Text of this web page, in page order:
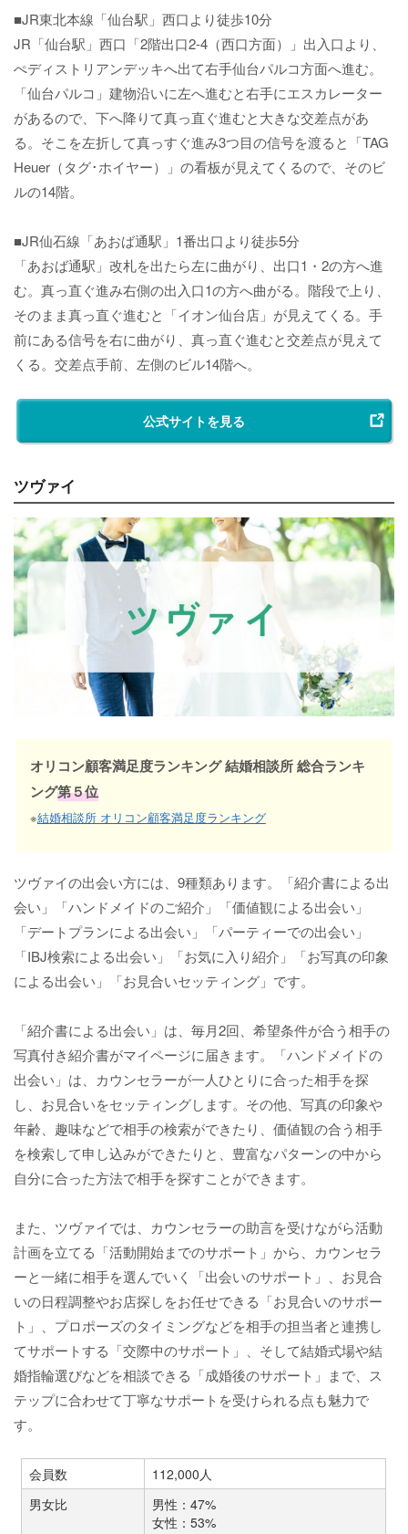
■JR東北本線「仙台駅」西口より徒歩10分
JR「仙台駅」西口「2階出口2-4（西口方面）」出入口より、
ぺディストリアンデッキへ出て右手仙台パルコ方面へ進む。
「仙台パルコ」建物沿いに左へ進むと右手にエスカレーター
があるので、下へ降りて真っ直ぐ進むと大きな交差点があ
る。そこを左折して真っすぐ進み3つ目の信号を渡ると「TAG
Heuer（タグ･ホイヤー）」の看板が見えてくるので、そのビ
ルの14階。
■JR仙石線「あおば通駅」1番出口より徒歩5分
「あおば通駅」改札を出たら左に曲がり、出口1・2の方へ進
む。真っ直ぐ進み右側の出入口1の方へ曲がる。階段で上り、
そのまま真っ直ぐ進むと「イオン仙台店」が見えてくる。手
前にある信号を右に曲がり、真っ直ぐ進むと交差点が見えて
くる。交差点手前、左側のビル14階へ。
公式サイトを見る
ツヴァイ
オリコン顧客満足度ランキング 結婚相談所 総合ランキ
ング第５位
※結婚相談所 オリコン顧客満足度ランキング
ツヴァイの出会い方には、9種類あります。「紹介書による出
会い」「ハンドメイドのご紹介」「価値観による出会い」
「デートプランによる出会い」「パーティーでの出会い」
「IBJ検索による出会い」「お気に入り紹介」「お写真の印象
による出会い」「お見合いセッティング」です。
「紹介書による出会い」は、毎月2回、希望条件が合う相手の
写真付き紹介書がマイページに届きます。「ハンドメイドの
出会い」は、カウンセラーが一人ひとりに合った相手を探
し、お見合いをセッティングします。その他、写真の印象や
年齢、趣味などで相手の検索ができたり、価値観の合う相手
を検索して申し込みができたりと、豊富なパターンの中から
自分に合った方法で相手を探すことができます。
また、ツヴァイでは、カウンセラーの助言を受けながら活動
計画を立てる「活動開始までのサポート」から、カウンセラ
ーと一緒に相手を選んでいく「出会いのサポート」、お見合
いの日程調整やお店探しをお任せできる「お見合いのサポー
ト」、プロポーズのタイミングなどを相手の担当者と連携し
てサポートする「交際中のサポート」、そして結婚式場や結
婚指輪選びなどを相談できる「成婚後のサポート」まで、ス
テップに合わせて丁寧なサポートを受けられる点も魅力で
す。
会員数
112,000人
男女比
男性：47%
女性：53%